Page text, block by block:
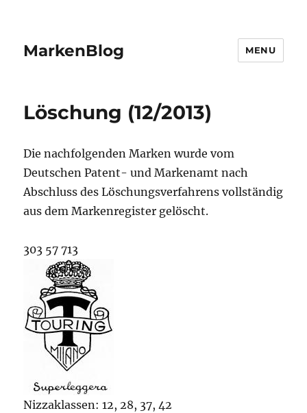
MarkenBlog MENU
Löschung (12/2013)
Die nachfolgenden Marken wurde vom
Deutschen Patent- und Markenamt nach
Abschluss des Löschungsverfahrens vollständig
aus dem Markenregister gelöscht.
303 57 713
Nizzaklassen: 12, 28, 37, 42